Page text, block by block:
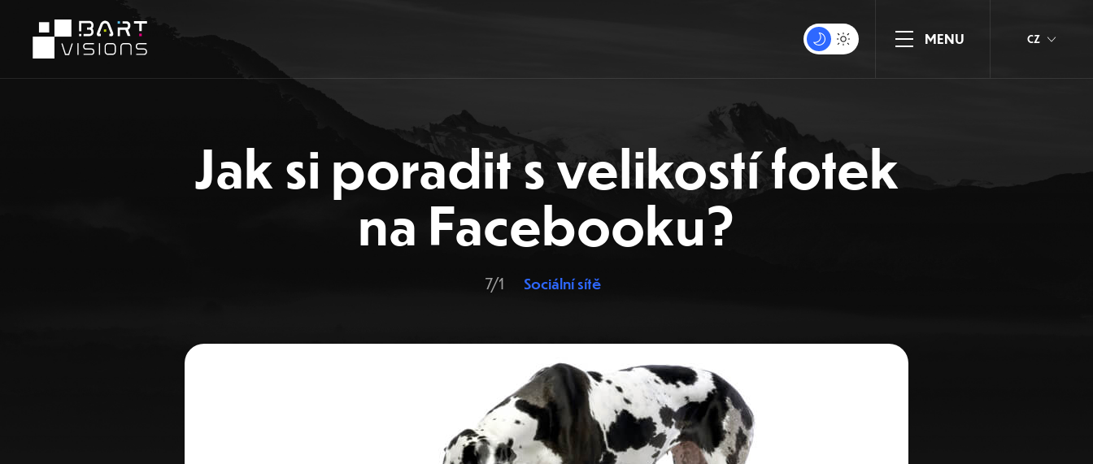
CZ
Jak si poradit s velikostí fotek
na Facebooku?
7/1 Sociální sítě